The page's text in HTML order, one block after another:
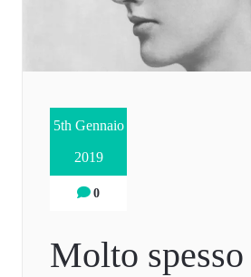
5th Gennaio
2019
0
Molto spesso